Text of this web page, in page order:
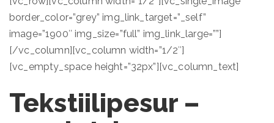
border_color=”grey” img_link_target=”_self”
image=”1900″ img_size=”full” img_link_large=””]
[/vc_column][vc_column width=”1/2″]
[vc_empty_space height=”32px”][vc_column_text]
Tekstiilipesur –